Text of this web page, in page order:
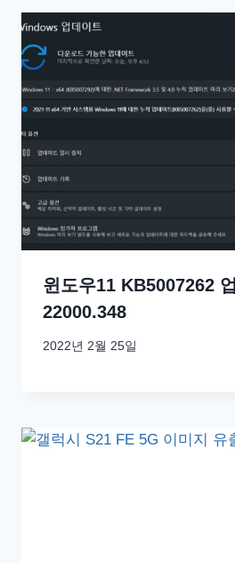
윈도우11 KB5007262
22000.348
2022년 2월 25일